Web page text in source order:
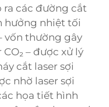
ra các đường cắt
hưởng nhiệt tối
vốn thường gây
– được xử lý
cắt laser sợi
nhờ laser sợi
họa tiết hình